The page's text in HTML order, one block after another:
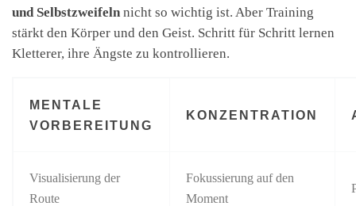
und Selbstzweifeln nicht so wichtig ist. Aber Training
stärkt den Körper und den Geist. Schritt für Schritt lernen
Kletterer, ihre Ängste zu kontrollieren.
MENTALE
VORBEREITUNG
KONZENTRATION
Visualisierung der
Route
Fokussierung auf den
Moment